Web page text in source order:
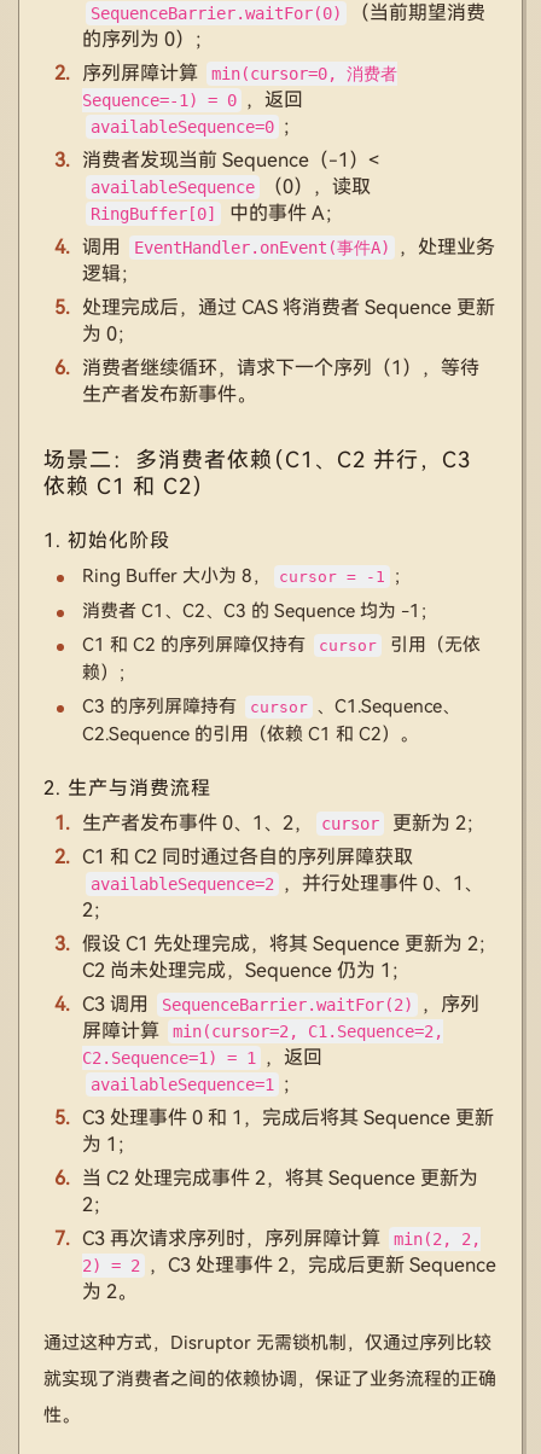
SequenceBarrier.waitFor(0)
（当前期望消费
的序列为 0）；
序列屏障计算
min(cursor=0, 消费者
Sequence=-1) = 0 ，返回
availableSequence=0 ；
消费者发现当前 Sequence（-1）<
availableSequence （0），读取
RingBuffer[0]
中的事件 A；
调用
EventHandler.onEvent(事件A)
，处理业务
逻辑；
处理完成后，通过 CAS 将消费者 Sequence 更新
为 0；
消费者继续循环，请求下一个序列（1），等待
生产者发布新事件。
场景二：多消费者依赖（C1、C2 并行，C3
依赖 C1 和 C2）
1. 初始化阶段
Ring Buffer 大小为 8， cursor = -1
；
消费者 C1、C2、C3 的 Sequence 均为 -1；
C1 和 C2 的序列屏障仅持有
cursor
引用（无依
赖）；
C3 的序列屏障持有
cursor 、C1.Sequence、
C2.Sequence 的引用（依赖 C1 和 C2）。
2. 生产与消费流程
生产者发布事件 0、1、2，
cursor
更新为 2；
C1 和 C2 同时通过各自的序列屏障获取
availableSequence=2
，并行处理事件 0、1、
2；
假设 C1 先处理完成，将其 Sequence 更新为 2；
C2 尚未处理完成，Sequence 仍为 1；
C3 调用
SequenceBarrier.waitFor(2)
，序列
屏障计算
min(cursor=2, C1.Sequence=2,
C2.Sequence=1) = 1
，返回
availableSequence=1
；
C3 处理事件 0 和 1，完成后将其 Sequence 更新
为 1；
当 C2 处理完成事件 2，将其 Sequence 更新为
2；
C3 再次请求序列时，序列屏障计算
min(2, 2,
2) = 2
，C3 处理事件 2，完成后更新 Sequence
为 2。
通过这种方式，Disruptor 无需锁机制，仅通过序列比较
就实现了消费者之间的依赖协调，保证了业务流程的正确
性。